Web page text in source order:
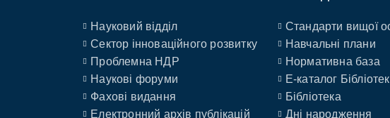
Науковий відділ
Сектор інноваційного розвитку
Проблемна НДР
Наукові форуми
Фахові видання
Електронний архів публікацій
Стандарти вищої
Навчальні плани
Нормативна база
E-каталог
Бібліотека
Дні народження